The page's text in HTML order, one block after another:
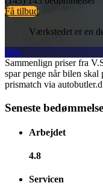
Få tilbud
Værkstedet er en
Info
Sammenlign priser fra
spar penge når bilen
prismatch via
Seneste
Arbejdet
4.8
Servicen